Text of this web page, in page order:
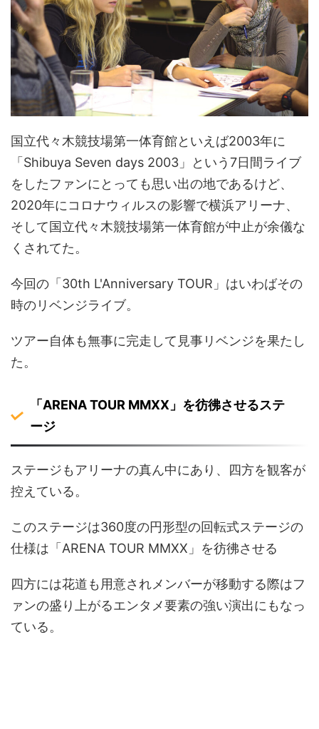
国立代々木競技場第一体育館といえば2003年に
「Shibuya Seven days 2003」という7日間ライブ
をしたファンにとっても思い出の地であるけど、
2020年にコロナウィルスの影響で横浜アリーナ、
そして国立代々木競技場第一体育館が中止が余儀な
くされてた。
今回の「30th L'Anniversary TOUR」はいわばその
時のリベンジライブ。
ツアー自体も無事に完走して見事リベンジを果たし
た。
「ARENA TOUR MMXX」を彷彿させるステ
ージ
ステージもアリーナの真ん中にあり、四方を観客が
控えている。
このステージは360度の円形型の回転式ステージの
仕様は「ARENA TOUR MMXX」を彷彿させる
四方には花道も用意されメンバーが移動する際はフ
ァンの盛り上がるエンタメ要素の強い演出にもなっ
ている。